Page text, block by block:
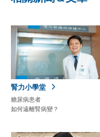
腎力小學堂
糖尿病患者
如何遠離腎病變？